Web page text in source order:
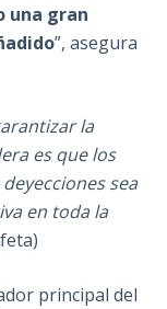
una gran
”, asegura
la
es que los
sea
en toda la
principal del